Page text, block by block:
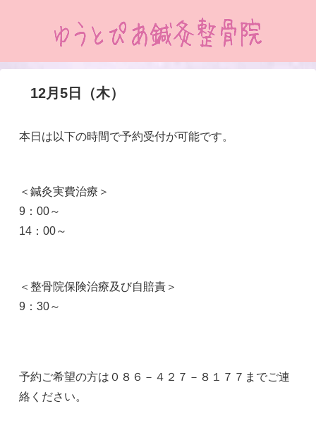
12月5日（木）
本日は以下の時間で予約受付が可能です。
＜鍼灸実費治療＞
9：00～
14：00～
＜整骨院保険治療及び自賠責＞
9：30～
予約ご希望の方は０８６－４２７－８１７７までご連
絡ください。